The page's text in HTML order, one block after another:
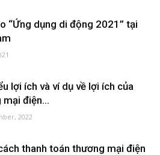
“Ứng dụng di động 2021” tại
lợi ích và ví dụ về lợi ích của
điện...
2022
thanh toán thương mại điện